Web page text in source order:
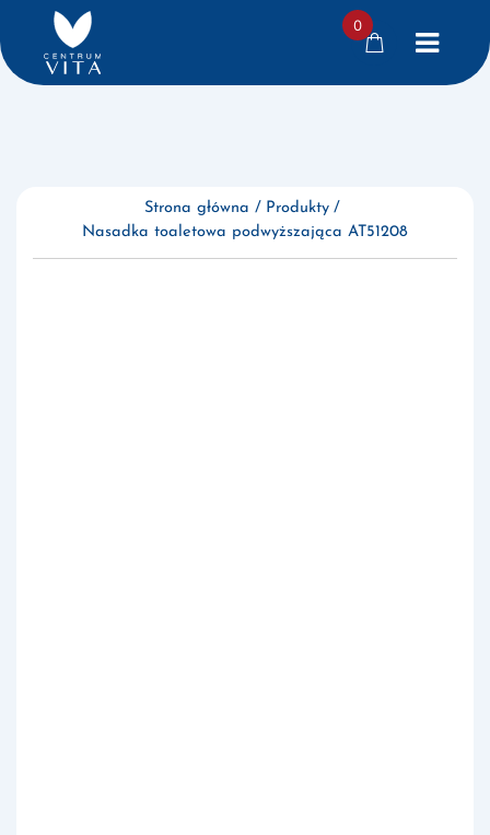
Strona główna
Produkty
Nasadka toaletowa podwyższająca AT51208
0